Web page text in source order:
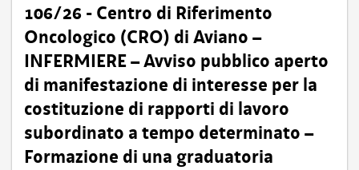
106/26 - Centro di Riferimento
Oncologico (CRO) di Aviano –
INFERMIERE – Avviso pubblico aperto
di manifestazione di interesse per la
costituzione di rapporti di lavoro
subordinato a tempo determinato –
Formazione di una graduatoria